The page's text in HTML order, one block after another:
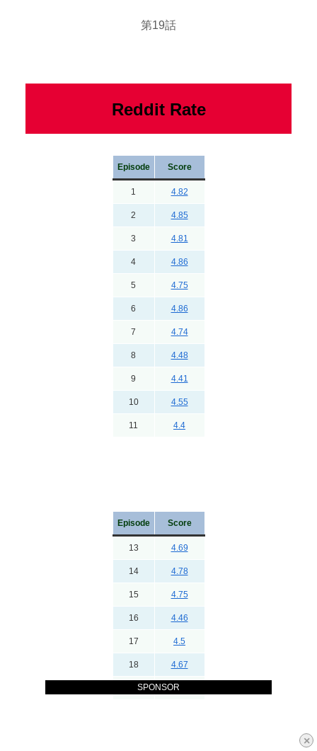
×
第19話
Reddit Rate
Episode Score
1 4.82
2 4.85
3 4.81
4 4.86
5 4.75
6 4.86
7 4.74
8 4.48
9 4.41
10 4.55
11 4.4
Episode Score
13 4.69
14 4.78
15 4.75
16 4.46
17 4.5
18 4.67
19 4.5
SPONSOR